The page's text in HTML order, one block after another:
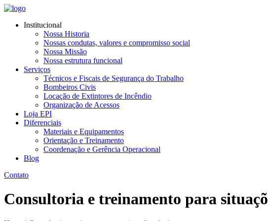
Institucional
Nossa Historia
Nossas condutas, valores e compromisso social
Nossa Missão
Nossa estrutura funcional
Serviços
Técnicos e Fiscais de Segurança do Trabalho
Bombeiros Civis
Locação de Extintores de Incêndio
Organização de Acessos
Loja EPI
Diferenciais
Materiais e Equipamentos
Orientação e Treinamento
Coordenação e Gerência Operacional
Blog
Contato
Consultoria e treinamento para